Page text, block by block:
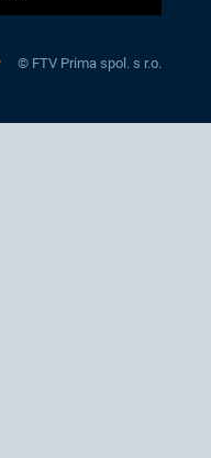
© FTV Prima spol. s r.o.